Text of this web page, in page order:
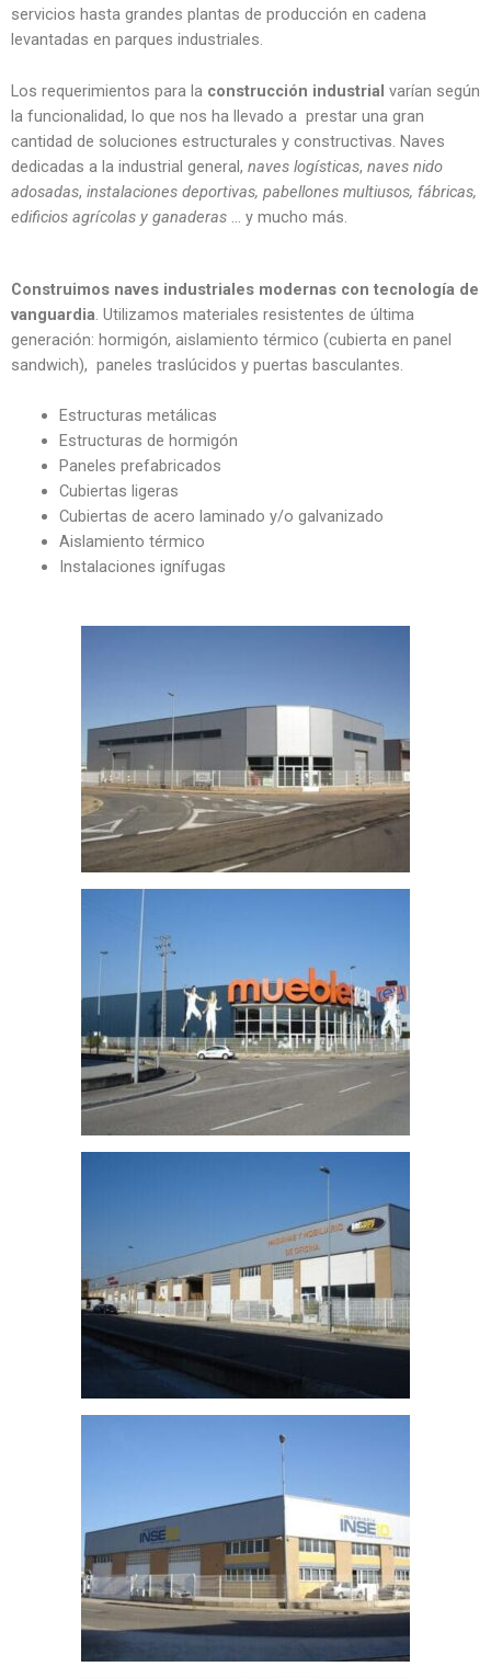
servicios hasta grandes plantas de producción en cadena
levantadas en parques industriales.
Los requerimientos para la construcción industrial varían según
la funcionalidad, lo que nos ha llevado a prestar una gran
cantidad de soluciones estructurales y constructivas. Naves
dedicadas a la industrial general, naves logísticas, naves nido
adosadas, instalaciones deportivas, pabellones multiusos, fábricas,
edificios agrícolas y ganaderas … y mucho más.
Construimos naves industriales modernas con tecnología de
vanguardia. Utilizamos materiales resistentes de última
generación: hormigón, aislamiento térmico (cubierta en panel
sandwich), paneles traslúcidos y puertas basculantes.
Estructuras metálicas
Estructuras de hormigón
Paneles prefabricados
Cubiertas ligeras
Cubiertas de acero laminado y/o galvanizado
Aislamiento térmico
Instalaciones ignífugas